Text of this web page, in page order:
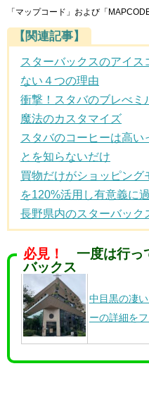
「マップコード」および「
【関連記事】
スターバックスのアイ
ない４つの理由
衝撃！スタバのブレべミ
魔法のカスタマイズ
スタバのコーヒーは高い
とを知らないだけ
買物だけがショッピング
を120%活用し有意義に
長野県内のスターバック
必見！
一度は行っ
バックス
中目黒の凄
ーの詳細を